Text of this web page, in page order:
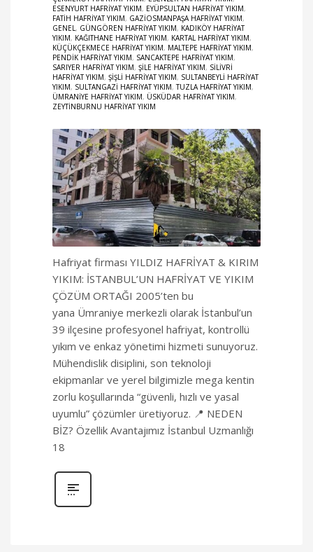
ESENYURT HAFRIYAT YIKIM, EYÜPSULTAN HAFRIYAT YIKIM,
FATIH HAFRIYAT YIKIM, GAZIOSMANPAŞA HAFRIYAT YIKIM,
GENEL, GÜNGÖREN HAFRIYAT YIKIM, KADIKÖY HAFRIYAT
YIKIM, KAĞITHANE HAFRIYAT YIKIM, KARTAL HAFRIYAT YIKIM,
KÜÇÜKÇEKMECE HAFRIYAT YIKIM, MALTEPE HAFRIYAT YIKIM,
PENDIK HAFRIYAT YIKIM, SANCAKTEPE HAFRIYAT YIKIM,
SARIYER HAFRIYAT YIKIM, ŞILE HAFRIYAT YIKIM, SILIVRI
HAFRIYAT YIKIM, ŞIŞLI HAFRIYAT YIKIM, SULTANBEYLI HAFRIYAT
YIKIM, SULTANGAZI HAFRIYAT YIKIM,TUZLA HAFRIYAT YIKIM,
ÜMRANIYE HAFRIYAT YIKIM, ÜSKÜDAR HAFRIYAT YIKIM,
ZEYTINBURNU HAFRIYAT YIKIM
Hafriyat firması YILDIZ HAFRİYAT & KIRIM
YIKIM: İSTANBUL’UN HAFRİYAT VE YIKIM
ÇÖZÜM ORTAĞI 2005’ten bu
yana Ümraniye merkezli olarak İstanbul’un
39 ilçesine profesyonel hafriyat, kontrollü
yıkım ve enkaz yönetimi hizmeti sunuyoruz.
Mühendislik disiplini, son teknoloji
ekipmanlar ve yerel bilgimizle mega kentin
zorlu koşullarında “güvenli, hızlı ve yasal
uyumlu” çözümler üretiyoruz. 📍 NEDEN
BİZ? Özellik Avantajımız İstanbul Uzmanlığı
18